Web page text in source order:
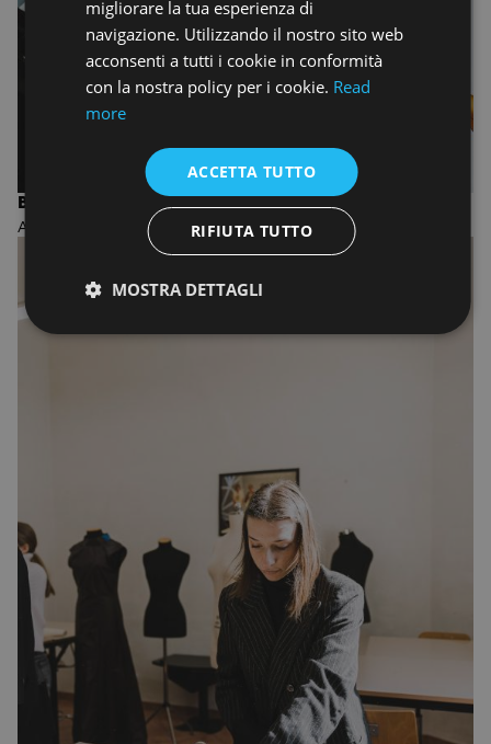
BIENNIO IN FASHION DESIGN AND MANAGEMENT
ACCADEMIA DI MODA
migliorare la tua esperienza di
navigazione. Utilizzando il nostro sito web
acconsenti a tutti i cookie in conformità
con la nostra policy per i cookie. Read
more
ACCETTA TUTTO
RIFIUTA TUTTO
MOSTRA DETTAGLI